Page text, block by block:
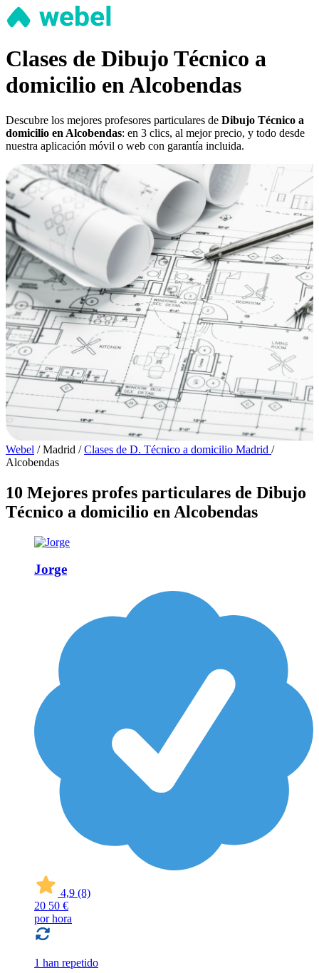
Clases de Dibujo Técnico a
domicilio en Alcobendas
Descubre los mejores profesores particulares de Dibujo Técnico a
domicilio en Alcobendas: en 3 clics, al mejor precio, y todo desde
nuestra aplicación móvil o web con garantía incluida.
Webel / Madrid / Clases de D. Técnico a domicilio Madrid /
Alcobendas
10 Mejores profes particulares de Dibujo
Técnico a domicilio en Alcobendas
Jorge
4,9 (8)
20 50 €
por hora
1 han repetido